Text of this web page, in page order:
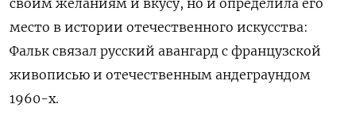
место в истории отечественного искусства:
Фальк связал русский авангард с французской
живописью и отечественным андеграундом
1960-х.